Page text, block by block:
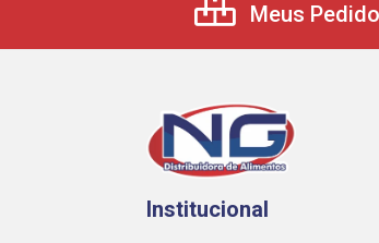
Meus
Institucional